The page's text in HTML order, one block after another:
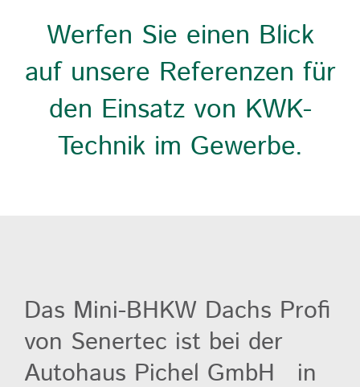
Werfen Sie einen Blick
auf unsere Referenzen für
den Einsatz von KWK-
Technik im Gewerbe.
Das Mini-BHKW Dachs Profi
von Senertec ist bei der
Autohaus Pichel GmbH in